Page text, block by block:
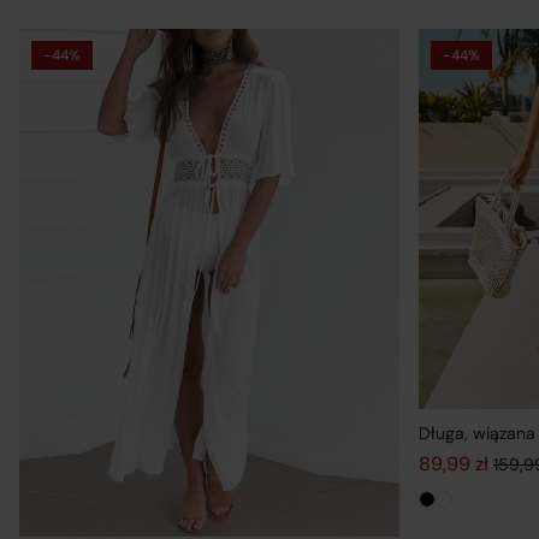
-44% -44%
Długa,
Pierwotna
89,99 zł
Aktualna